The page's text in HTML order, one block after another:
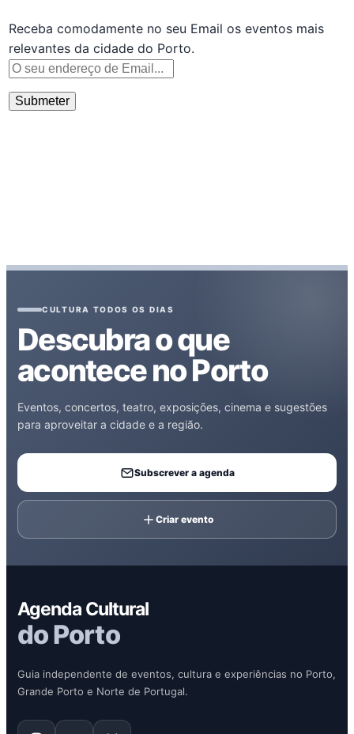
Receba comodamente no seu Email os eventos mais
relevantes da cidade do Porto.
CULTURA TODOS OS DIAS
Descubra o que
acontece no Porto
Eventos, concertos, teatro, exposições, cinema e sugestões
para aproveitar a cidade e a região.
Subscrever a agenda
Criar evento
Agenda Cultural
do Porto
Guia independente de eventos, cultura e experiências no Porto,
Grande Porto e Norte de Portugal.